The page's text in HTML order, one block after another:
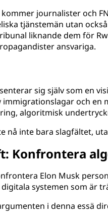
journalister och
tjänstemän utan
liknande dem för
ansvariga.
sig själv som en
och en
algoritmisk
nå inte bara slagfältet,
Konfrontera
Elon Musk
systemen som är
i denna essä